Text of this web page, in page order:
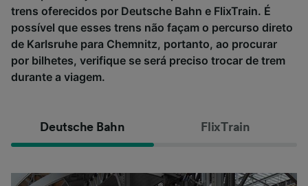
trens oferecidos por Deutsche Bahn e FlixTrain. É
possível que esses trens não façam o percurso direto
de Karlsruhe para Chemnitz, portanto, ao procurar
por bilhetes, verifique se será preciso trocar de trem
durante a viagem.
Deutsche Bahn FlixTrain